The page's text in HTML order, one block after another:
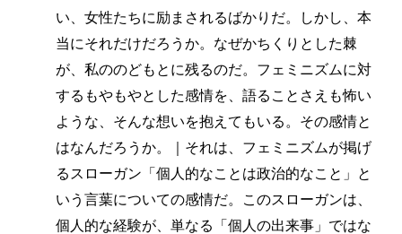
い、女性たちに励まされるばかりだ。しかし、本
当にそれだけだろうか。なぜかちくりとした棘
が、私ののどもとに残るのだ。フェミニズムに対
するもやもやとした感情を、語ることさえも怖い
ような、そんな想いを抱えてもいる。その感情と
はなんだろうか。｜それは、フェミニズムが掲げ
るスローガン「個人的なことは政治的なこと」と
いう言葉についての感情だ。このスローガンは、
個人的な経験が、単なる「個人の出来事」ではな